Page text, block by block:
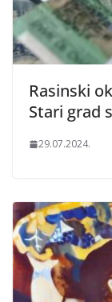
Rasinski
Stari grad
29.07.2024.